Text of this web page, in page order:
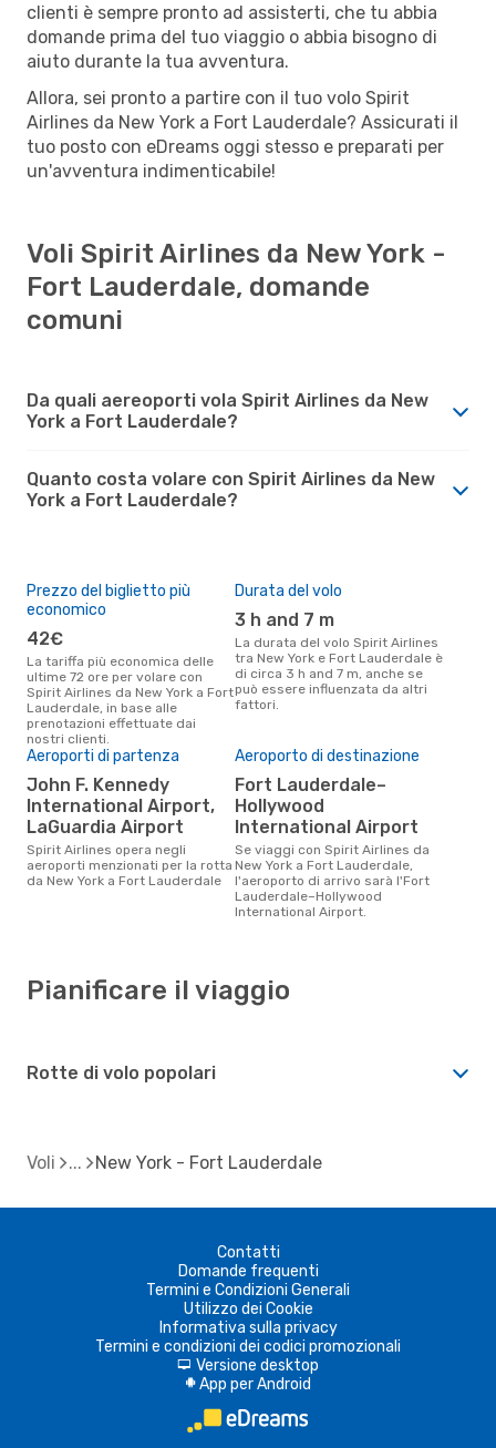
clienti è sempre pronto ad assisterti, che tu abbia
domande prima del tuo viaggio o abbia bisogno di
aiuto durante la tua avventura.
Allora, sei pronto a partire con il tuo volo Spirit
Airlines da New York a Fort Lauderdale? Assicurati il
tuo posto con eDreams oggi stesso e preparati per
un'avventura indimenticabile!
Voli Spirit Airlines da New York -
Fort Lauderdale, domande
comuni
Da quali aereoporti vola Spirit Airlines da New
York a Fort Lauderdale?
Quanto costa volare con Spirit Airlines da New
York a Fort Lauderdale?
Prezzo del biglietto più
economico
42€
La tariffa più economica delle
ultime 72 ore per volare con
Spirit Airlines da New York a Fort
Lauderdale, in base alle
prenotazioni effettuate dai
nostri clienti.
Durata del volo
3 h and 7 m
La durata del volo Spirit Airlines
tra New York e Fort Lauderdale è
di circa 3 h and 7 m, anche se
può essere influenzata da altri
fattori.
Aeroporti di partenza
John F. Kennedy
International Airport,
LaGuardia Airport
Spirit Airlines opera negli
aeroporti menzionati per la rotta
da New York a Fort Lauderdale
Aeroporto di destinazione
Fort Lauderdale–
Hollywood
International Airport
Se viaggi con Spirit Airlines da
New York a Fort Lauderdale,
l'aeroporto di arrivo sarà l'Fort
Lauderdale–Hollywood
International Airport.
Pianificare il viaggio
Rotte di volo popolari
Voli New York - Fort Lauderdale
Contatti
Domande frequenti
Termini e Condizioni Generali
Utilizzo dei Cookie
Informativa sulla privacy
Termini e condizioni dei codici promozionali
d Versione desktop
A App per Android